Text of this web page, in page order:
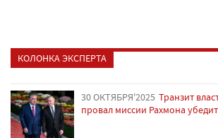
КОЛОНКА ЭКСПЕРТА
30 ОКТЯБРЯ'2025 Транзит
провал миссии Рахмона